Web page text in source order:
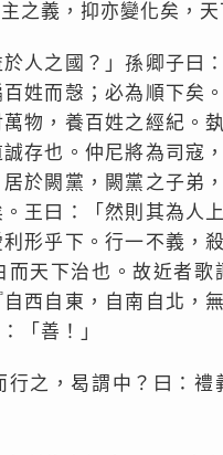
之義，抑亦變化矣，
人之國？」孫卿子曰
姓而愨；必為順下矣
物，養百姓之經紀。
存也。仲尼將為司寇
於闕黨，闕黨之子弟
王曰：「然則其為人
形乎下。行一不義，
天下治也。故近者
西自東，自南自北，
「善！」
之，曷謂中？曰：